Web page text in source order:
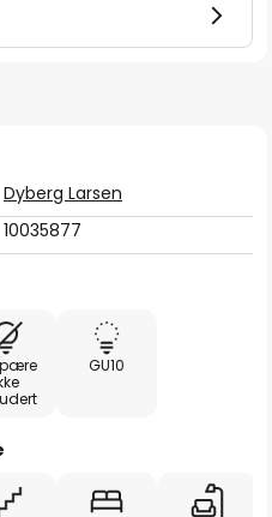
Dyberg Larsen
10035877
GU10